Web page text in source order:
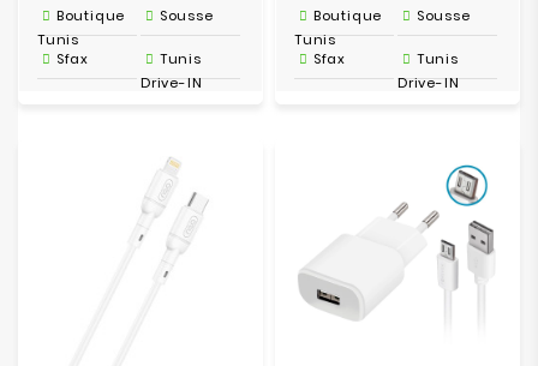
Boutique
Tunis
Sousse
Sfax
Tunis
Drive-IN
Boutique
Tunis
Sousse
Sfax
Tunis
Drive-IN